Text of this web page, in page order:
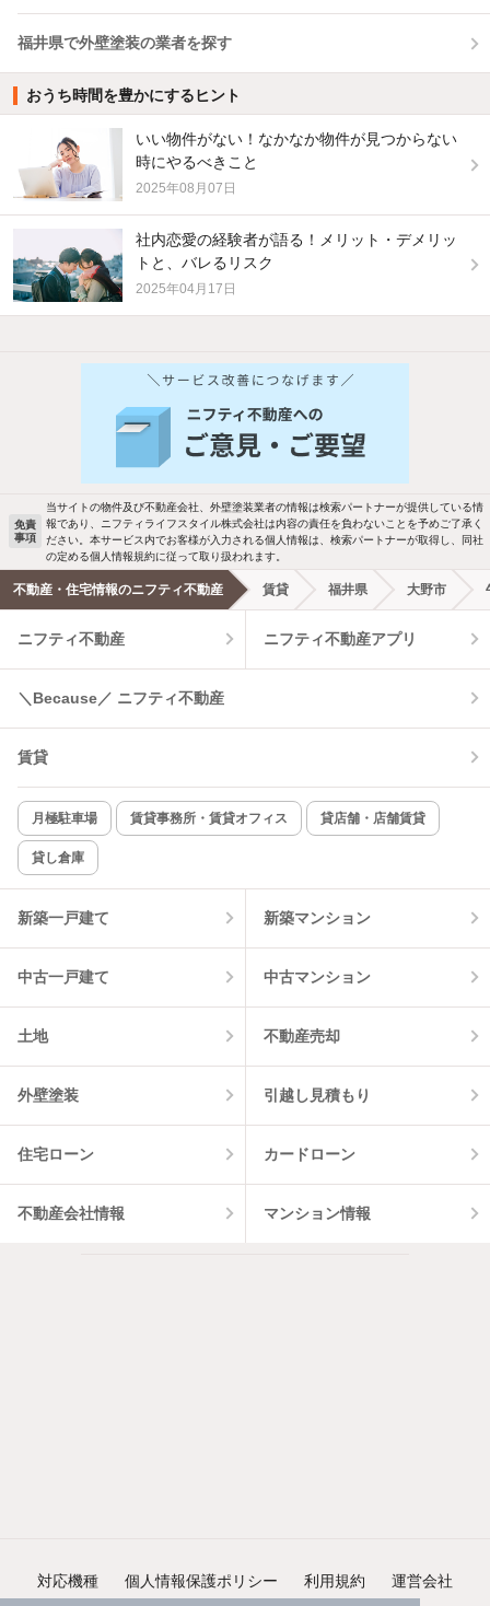
福井県で外壁塗装の業者を探す
おうち時間を豊かにするヒント
いい物件がない！なかなか物件が見つからない
時にやるべきこと
2025年08月07日
社内恋愛の経験者が語る！メリット・デメリッ
トと、バレるリスク
2025年04月17日
他の人はこんな条件で絞り込んでいます！
バス・トイレ別 2階以上
駐車場あり ペット相談
洗濯機置場あり 独立洗面台
エアコンあり 都市ガス
温水洗浄便座 オートロック
コンロ2口以上
新着のみ インターネット無料
該当件数:
13
免責
事項
当サイトの物件及び不動産会社、外壁塗装業者の情報は検索パートナーが提供している情
報であり、ニフティライフスタイル株式会社は内容の責任を負わないことを予めご了承く
ださい。本サービス内でお客様が入力される個人情報は、検索パートナーが取得し、同社
の定める個人情報規約に従って取り扱われます。
不動産・住宅情報のニフティ不動産 賃貸 福井県 大野市
ニフティ不動産 ニフティ不動産アプリ
＼Because／ ニフティ不動産
賃貸
月極駐車場 賃貸事務所・賃貸オフィス 貸店舗・店舗賃貸
貸し倉庫
新築一戸建て 新築マンション
中古一戸建て 中古マンション
土地 不動産売却
外壁塗装 引越し見積もり
住宅ローン カードローン
不動産会社情報 マンション情報
対応機種 個人情報保護ポリシー 利用規約 運営会社